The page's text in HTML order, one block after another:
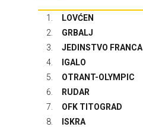
1. LOVĆEN
2.
GRBALJ
3.
JEDINSTVO FRANCA
4.
IGALO
5.
OTRANT-OLYMPIC
6.
RUDAR
7.
OFK TITOGRAD
8.
ISKRA